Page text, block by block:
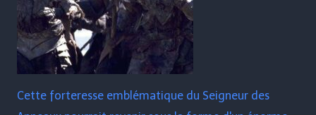
Cette forteresse emblématique du Seigneur des